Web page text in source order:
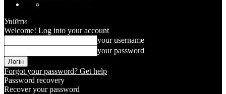
Увійти
Welcome! Log into your account
your username
your password
Forgot your password? Get help
Password recovery
Recover your password